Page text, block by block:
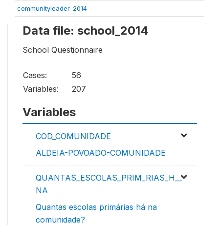
communityleader_2014
Data file: school_2014
School Questionnaire
Cases:
56
Variables:
207
Variables
COD_COMUNIDADE
ALDEIA-POVOADO-COMUNIDADE
QUANTAS_ESCOLAS_PRIM_RIAS_H__
NA
Quantas escolas primárias há na
comunidade?